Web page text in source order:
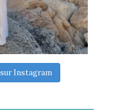
Instagram